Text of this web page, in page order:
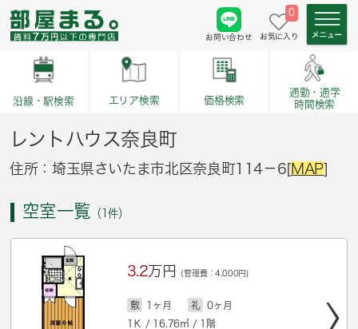
お問い合わせ
0
お気に入り
沿線・駅検索 エリア検索 価格検索
通勤・通学
時間検索
レントハウス奈良町
住所：埼玉県さいたま市北区奈良町114－6[MAP]
空室一覧 （1件）
3.2万円 (管理費：4,000円)
敷 1ヶ月 礼
0ヶ月
1Ｋ / 16.76㎡ / 1階